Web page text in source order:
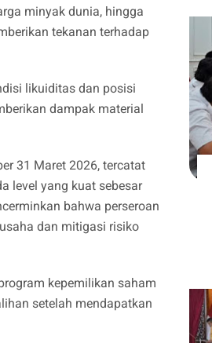
minyak dunia, hingga
tekanan terhadap
likuiditas dan posisi
dampak material
31 Maret 2026, tercatat
level yang kuat sebesar
bahwa perseroan
dan mitigasi risiko
kepemilikan saham
setelah mendapatkan